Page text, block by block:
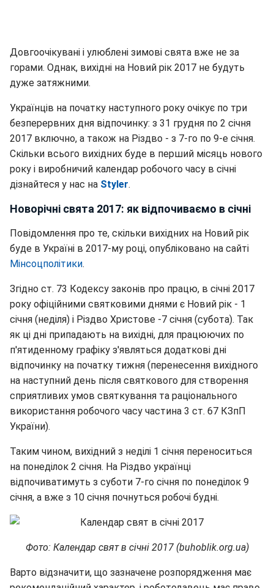
Довгоочікувані і улюблені зимові свята вже не за
горами. Однак, вихідні на Новий рік 2017 не будуть
дуже затяжними.
Українців на початку наступного року очікує по три
безперервних дня відпочинку: з 31 грудня по 2 січня
2017 включно, а також на Різдво - з 7-го по 9-е січня.
Скільки всього вихідних буде в перший місяць нового
року і виробничий календар робочого часу в січні
дізнайтеся у нас на Styler.
Новорічні свята 2017: як відпочиваємо в січні
Повідомлення про те, скільки вихідних на Новий рік
буде в Україні в 2017-му році, опубліковано на сайті
Мінсоцполітики.
Згідно ст. 73 Кодексу законів про працю, в січні 2017
року офіційними святковими днями є Новий рік - 1
січня (неділя) і Різдво Христове -7 січня (субота). Так
як ці дні припадають на вихідні, для працюючих по
п'ятиденному графіку з'являться додаткові дні
відпочинку на початку тижня (перенесення вихідного
на наступний день після святкового для створення
сприятливих умов святкування та раціонального
використання робочого часу частина 3 ст. 67 КЗпП
України).
Таким чином, вихідний з неділі 1 січня переноситься
на понеділок 2 січня. На Різдво українці
відпочиватимуть з суботи 7-го січня по понеділок 9
січня, а вже з 10 січня почнуться робочі будні.
Фото: Календар свят в січні 2017 (buhoblik.org.ua)
Варто відзначити, що зазначене розпорядження має